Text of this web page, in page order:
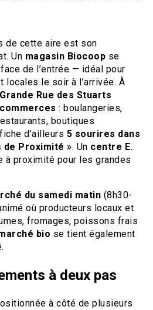
de cette aire est son
Un magasin Biocoop se
de l’entrée — idéal pour
le soir à l’arrivée. À
Grande Rue des Stuarts
: boulangeries,
boutiques
d’ailleurs 5 sourires dans
de Proximité ». Un centre E.
à proximité pour les grandes
du samedi matin (8h30-
où producteurs locaux et
fromages, poissons frais
bio se tient également
à deux pas
à côté de plusieurs